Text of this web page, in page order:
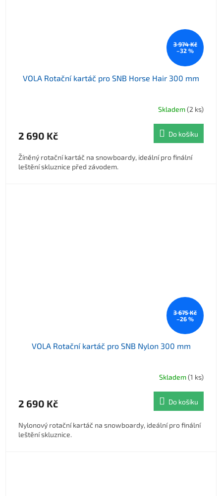
3 974 Kč
–32 %
VOLA Rotační kartáč pro SNB Horse Hair 300 mm
Skladem(2 ks)
2 690 Kč Do košíku
Žíněný rotační kartáč na snowboardy, ideální pro finální
leštění skluznice před závodem.
3 675 Kč
–26 %
VOLA Rotační kartáč pro SNB Nylon 300 mm
Skladem(1 ks)
2 690 Kč Do košíku
Nylonový rotační kartáč na snowboardy, ideální pro finální
leštění skluznice.